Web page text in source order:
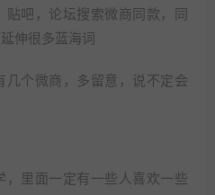
吧，论坛搜索微商同款，同
伸很多蓝海词
几个微商，多留意，说不定会
，里面一定有一些人喜欢一些